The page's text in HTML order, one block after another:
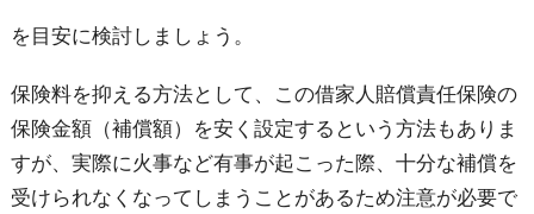
を目安に検討しましょう。
保険料を抑える方法として、この借家人賠償責任保険の
保険金額（補償額）を安く設定するという方法もありま
すが、実際に火事など有事が起こった際、十分な補償を
受けられなくなってしまうことがあるため注意が必要で